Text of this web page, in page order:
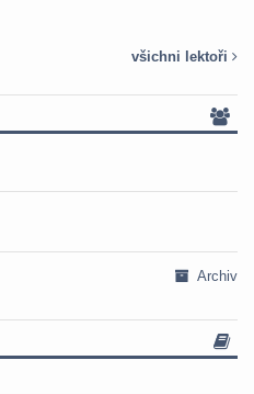
všichni lektoři
Archiv